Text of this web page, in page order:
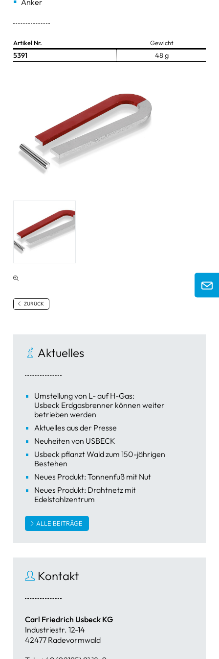
Schüsseln & Schalen
Wasserstrahlpumpen
Anker
Artikel Nr. Gewicht
5391 48 g
ZURÜCK
Aktuelles
Umstellung von L- auf H-Gas:
Usbeck Erdgasbrenner können weiter
betrieben werden
Aktuelles aus der Presse
Neuheiten von USBECK
Usbeck pflanzt Wald zum 150-jährigen
Bestehen
Neues Produkt: Tonnenfuß mit Nut
Neues Produkt: Drahtnetz mit
Edelstahlzentrum
ALLE BEITRÄGE
Kontakt
Carl Friedrich Usbeck KG
Industriestr. 12-14
42477 Radevormwald